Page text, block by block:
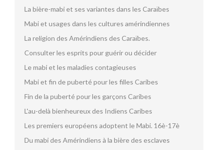
La bière-mabi et ses variantes dans les Caraïbes
Mabi et usages dans les cultures amérindiennes
La religion des Amérindiens des Caraïbes.
Consulter les esprits pour guérir ou décider
Le mabi et les maladies contagieuses
Mabi et fin de puberté pour les filles Caribes
Fin de la puberté pour les garçons Caribes
L'au-delà bienheureux des Indiens Caribes
Les premiers européens adoptent le Mabi. 16è-17è
Du mabi des Amérindiens à la bière des esclaves